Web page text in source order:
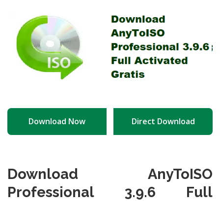
Download Now Direct Download
Download AnyToISO
Professional 3.9.6 Full